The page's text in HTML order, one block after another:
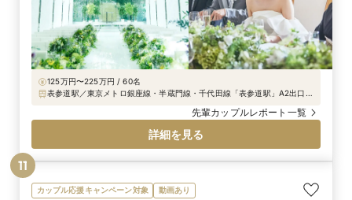
125万円〜225万円 / 60名
表参道駅／東京メトロ銀座線・半蔵門線・千代田線「表参道駅」A2出口よ
先輩カップルレポート一覧
詳細を見る
カップル応援キャンペーン対象 動画あり
11